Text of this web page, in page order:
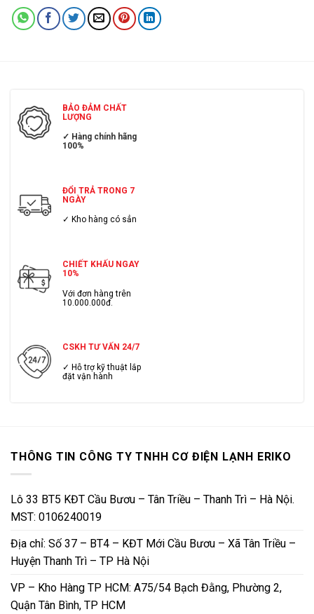
BẢO ĐẢM CHẤT
LƯỢNG
✓ Hàng chính hãng
100%
ĐỔI TRẢ TRONG 7
NGÀY
✓ Kho hàng có sẳn
CHIẾT KHẤU NGAY
10%
Với đơn hàng trên
10.000.000đ.
CSKH TƯ VẤN 24/7
✓ Hỗ trợ kỹ thuật lắp
đặt vận hành
THÔNG TIN CÔNG TY TNHH CƠ ĐIỆN LẠNH ERIKO
Lô 33 BT5 KĐT Cầu Bươu – Tân Triều – Thanh Trì – Hà Nội.
MST: 0106240019
Địa chỉ: Số 37 – BT4 – KĐT Mới Cầu Bươu – Xã Tân Triều –
Huyện Thanh Trì – TP Hà Nội
VP – Kho Hàng TP HCM: A75/54 Bạch Đằng, Phường 2,
Quận Tân Bình, TP HCM